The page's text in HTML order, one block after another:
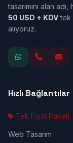
tasarımını alan
50 USD + KDVtek
alıyoruz.
Hızlı Bağlantılar
Tek Fiyat Paketi
Web Tasarım